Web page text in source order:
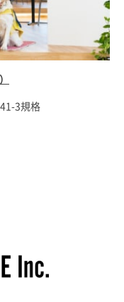
連
サルティング
#MySQL
#広告運用
3規格